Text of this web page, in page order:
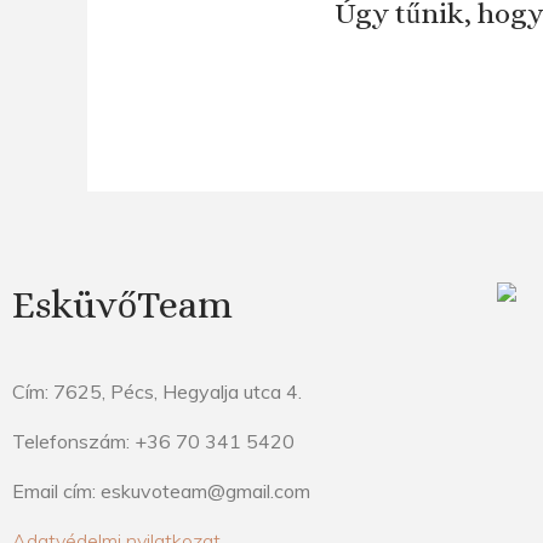
Úgy tűnik,
EsküvőTeam
Cím: 7625, Pécs, Hegyalja utca 4.
Telefonszám: +36 70 341 5420
Email cím: eskuvoteam@gmail.com